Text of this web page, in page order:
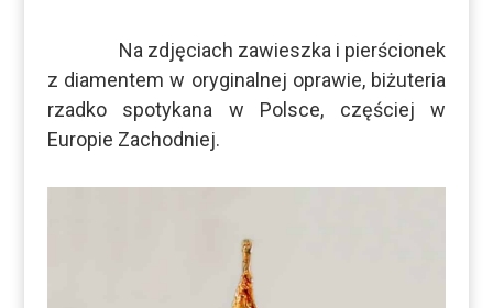
Na zdjęciach zawieszka i pierścionek
z diamentem w oryginalnej oprawie, biżuteria
rzadko spotykana w Polsce, częściej w
Europie Zachodniej.